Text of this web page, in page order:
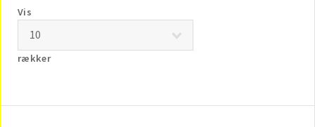
Vis
rækker